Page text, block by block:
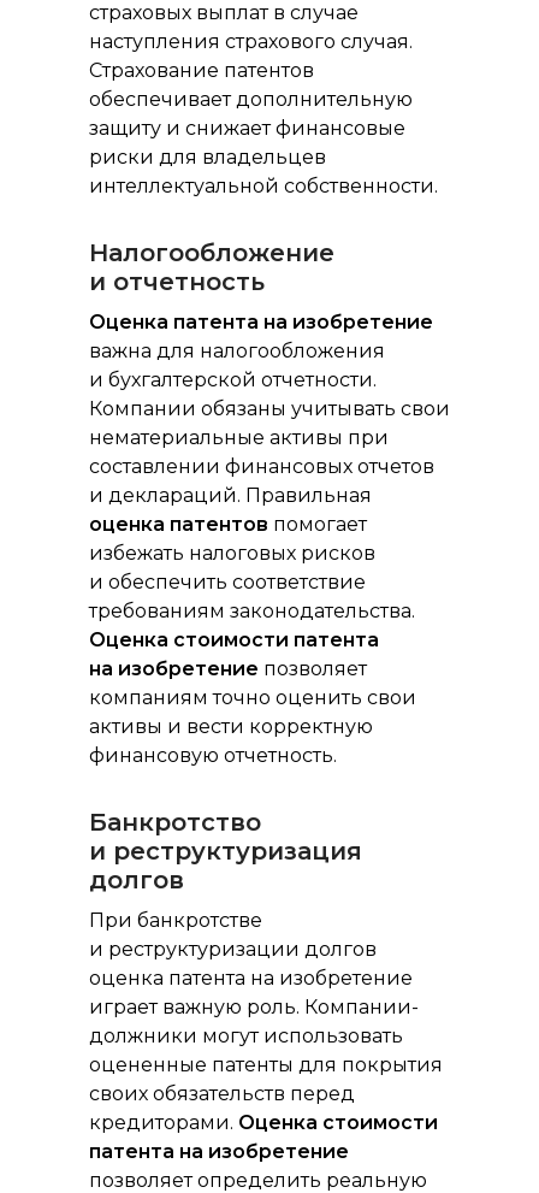
страховых выплат в случае
наступления страхового случая.
Страхование патентов
обеспечивает дополнительную
защиту и снижает финансовые
риски для владельцев
интеллектуальной собственности.
Оценка патента на изобретение
важна для налогообложения
и бухгалтерской отчетности.
Компании обязаны учитывать свои
нематериальные активы при
составлении финансовых отчетов
и деклараций. Правильная
оценка патентов помогает
избежать налоговых рисков
и обеспечить соответствие
требованиям законодательства.
Оценка стоимости патента
на изобретение позволяет
компаниям точно оценить свои
активы и вести корректную
финансовую отчетность.
Налогообложение
и отчетность
При банкротстве
и реструктуризации долгов
оценка патента на изобретение
играет важную роль. Компании-
должники могут использовать
оцененные патенты для покрытия
своих обязательств перед
кредиторами. Оценка стоимости
патента на изобретение
позволяет определить реальную
Банкротство
и реструктуризация
долгов